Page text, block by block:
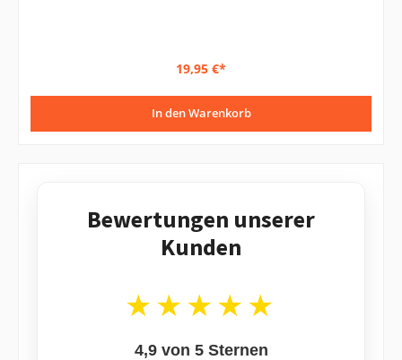
19,95 €*
In den Warenkorb
Bewertungen unserer
Kunden
★★★★★
4,9 von 5 Sternen